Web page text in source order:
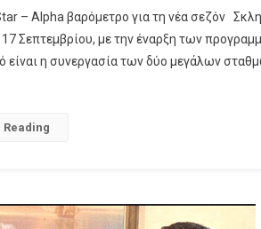
– Alpha βαρόμετρο για τη νέα σεζόν
17 Σεπτεμβρίου, με την έναρξη των
είναι η συνεργασία των δύο μεγάλων
Reading